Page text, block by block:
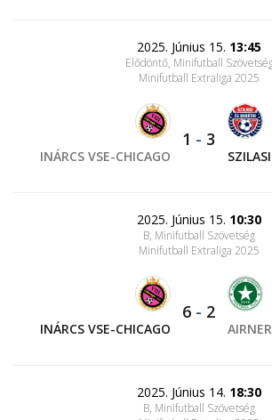
2025. Június 15. 13:45
Elődöntő, Minifutball
Minifutball Extraliga 2025
INÁRCS VSE-CHICAGO
1 - 3
2025. Június 15. 10:30
B, Minifutball Szövetség
Minifutball Extraliga 2025
INÁRCS VSE-CHICAGO
6 - 2
2025. Június 14. 18:30
B, Minifutball Szövetség